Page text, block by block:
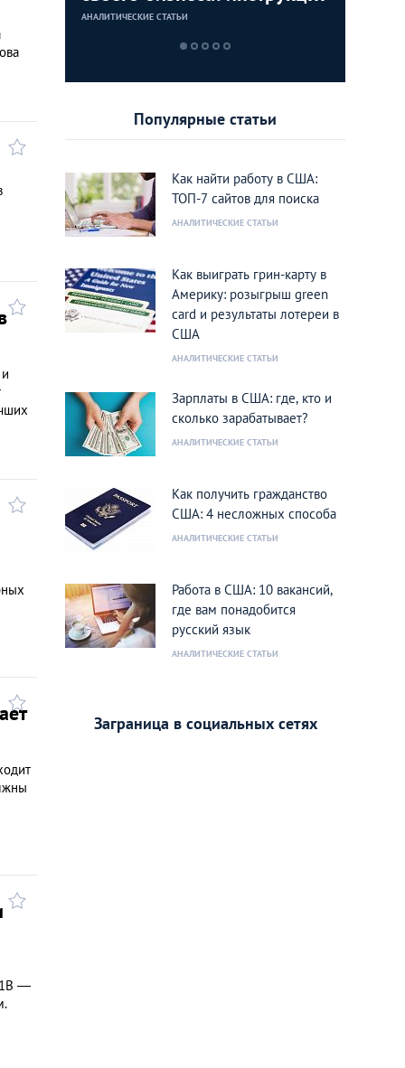
1B —
для граждан СНГ
АНАЛИТИЧЕСКИЕ СТАТЬИ
Популярные статьи
Как найти работу в США:
ТОП-7 сайтов для поиска
АНАЛИТИЧЕСКИЕ СТАТЬИ
Как выиграть грин-карту в
Америку: розыгрыш green
card и результаты лотереи в
США
АНАЛИТИЧЕСКИЕ СТАТЬИ
Зарплаты в США: где, кто и
сколько зарабатывает?
АНАЛИТИЧЕСКИЕ СТАТЬИ
Как получить гражданство
США: 4 несложных способа
АНАЛИТИЧЕСКИЕ СТАТЬИ
Работа в США: 10 вакансий,
где вам понадобится
русский язык
АНАЛИТИЧЕСКИЕ СТАТЬИ
Заграница в социальных сетях